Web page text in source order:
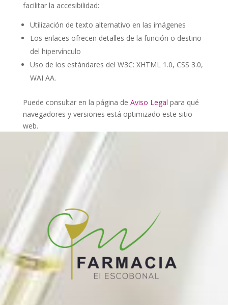
facilitar la accesibilidad:
Utilización de texto alternativo en las imágenes
Los enlaces ofrecen detalles de la función o destino
del hipervínculo
Uso de los estándares del W3C: XHTML 1.0, CSS 3.0,
WAI AA.
Puede consultar en la página de Aviso Legal para qué
navegadores y versiones está optimizado este sitio
web.